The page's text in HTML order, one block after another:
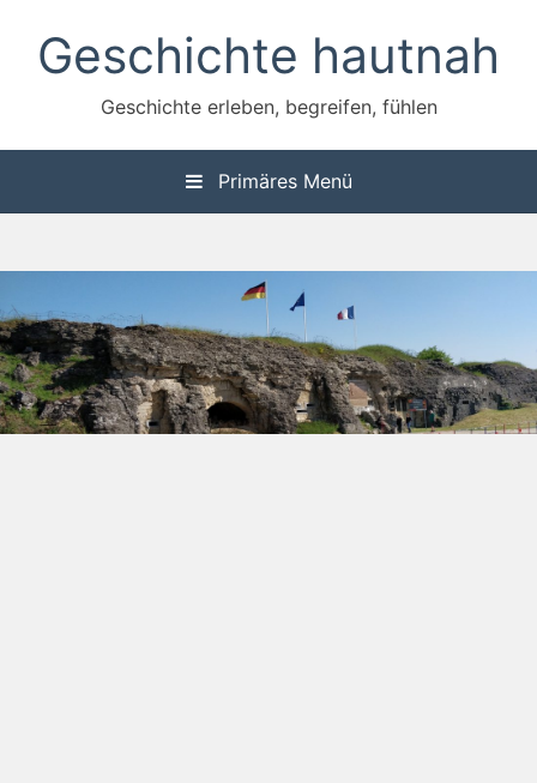
Inhalt
springenGeschichte hautnah
Geschichte erleben, begreifen, fühlen
Primäres Menü